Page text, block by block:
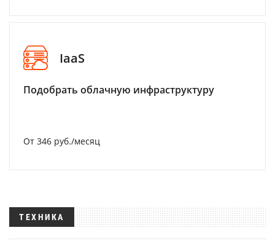
IaaS
Подобрать облачную инфраструктуру
От 346 руб./месяц
ТЕХНИКА